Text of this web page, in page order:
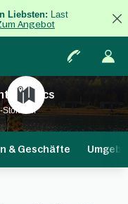
Liebsten: Last
Angebot
Parcs
& Geschäfte